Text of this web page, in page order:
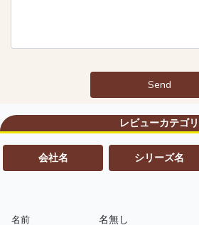
Send
レビューカテゴリ
会社名 シリーズ名
名前 名無し